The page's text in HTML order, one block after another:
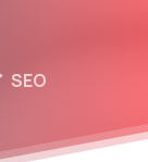
SEO